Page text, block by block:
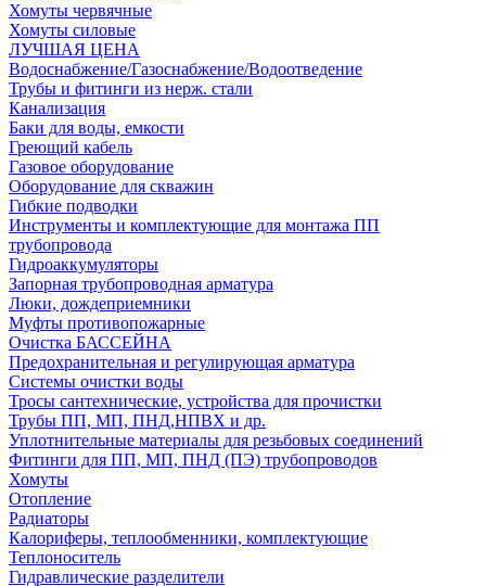
Хомуты червячные
Хомуты силовые
ЛУЧШАЯ ЦЕНА
Водоснабжение/Газоснабжение/Водоотведение
Трубы и фитинги из нерж. стали
Канализация
Баки для воды, емкости
Греющий кабель
Газовое оборудование
Оборудование для скважин
Гибкие подводки
Инструменты и комплектующие для монтажа ПП
трубопровода
Гидроаккумуляторы
Запорная трубопроводная арматура
Люки, дождеприемники
Муфты противопожарные
Очистка БАССЕЙНА
Предохранительная и регулирующая арматура
Системы очистки воды
Тросы сантехнические, устройства для прочистки
Трубы ПП, МП, ПНД,НПВХ и др.
Уплотнительные материалы для резьбовых соединений
Фитинги для ПП, МП, ПНД (ПЭ) трубопроводов
Хомуты
Отопление
Радиаторы
Калориферы, теплообменники, комплектующие
Теплоноситель
Гидравлические разделители